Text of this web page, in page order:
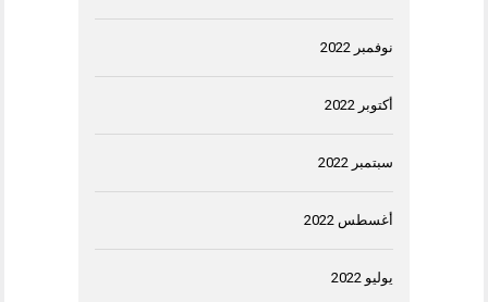
نوفمبر 2022
أكتوبر 2022
سبتمبر 2022
أغسطس 2022
يوليو 2022